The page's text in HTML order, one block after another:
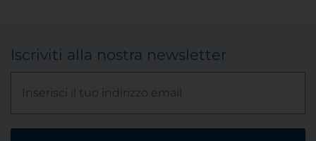
Iscriviti alla nostra newsletter